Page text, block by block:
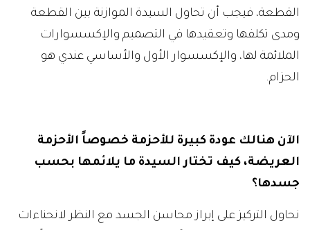
القطعة، فيجب أن تحاول السيدة الموازنة بين القطعة
ومدى تكلفها وتعقيدها في التصميم والإكسسوارات
الملائمة لها، والإكسسوار الأول والأساسي عندي هو
الحزام.
الآن هنالك عودة كبيرة للأحزمة خصوصاً الأحزمة
العريضة، كيف تختار السيدة ما يلائمها بحسب
جسدها؟
نحاول التركيز على إبراز محاسن الجسد مع النظر لانحناءات